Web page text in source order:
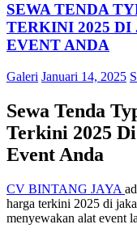
SEWA TENDA
TERKINI 2025
EVENT ANDA
Galeri Januari 14, 2025
Sewa Tenda
Terkini 2025
Event Anda
CV BINTANG JAYA
harga terkini 2025 di
menyewakan alat event